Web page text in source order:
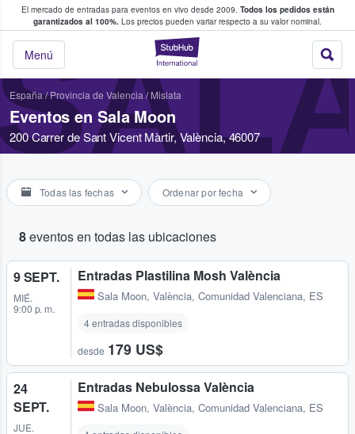
El mercado de entradas para eventos en vivo desde 2009. Todos los pedidos están
garantizados al 100%. Los precios pueden variar respecto a su valor nominal.
StubHub:
Menú
y venta de entradas entre fans
España/Provincia de Valencia / Mislata
Eventos en Sala Moon
200 Carrer de Sant Vicent Màrtir, València, 46007
Todas las fechas Ordenar por fecha
8eventos en todas las ubicaciones
9 SEPT.
MIÉ.
9:00 p. m.
Entradas Plastilina Mosh València
Sala Moon, València, Comunidad Valenciana, ES
4 entradas disponibles
desde 179 US$
24
SEPT.
JUE.
Entradas Nebulossa València
Sala Moon, València, Comunidad Valenciana, ES